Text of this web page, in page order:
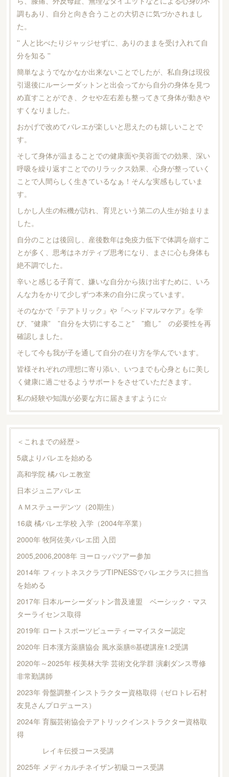
調もあり、自分と向き合うことの大切さに気づかされまし
た。
'' 人と比べたりジャッジせずに、ありのままを受け入れて自
分を知る ''
簡単なようでなかなか出来ないことでしたが、私自身は現役
引退後にルーシーダットンと出会ってから自分の身体を見つ
め直すことができ、クセや左右差も整ってきて身体が動きや
すくなりました。
おかげで改めてバレエが楽しいと思えたのも嬉しいことで
す。
そして身体が温まることでの健康面や美容面での効果、深い
呼吸を繰り返すことでのリラックス効果、心身が整っていく
ことで人間らしく生きているなぁ！そんな実感もしていま
す。
しかし人生の転機が訪れ、育児という第二の人生が始まりま
した。
自分のことは後回し、産後数年は免疫力低下で体調を崩すこ
とが多く、思考はネガティブ思考になり、まさに心も身体も
絶不調でした。
辛いと感じる子育て、嫌いな自分から抜け出すために、いろ
んな力をかりて少しずつ本来の自分に戻っています。
そのなかで『テアトリック』や『ヘッドマルマケア』を学
び、”健康” ”自分を大切にすること” ”癒し” の必要性を再
確認しました。
そして今も我が子を通して自分の在り方を学んでいます。
皆様それぞれの理想に寄り添い、いつまでも心身ともに美し
く健康に過ごせるようサポートをさせていただきます。
私の経験や知識が必要な方に届きますように☆
＜これまでの経歴＞
5歳よりバレエを始める
高和学院 橘バレエ教室
日本ジュニアバレエ
ＡＭステューデンツ（20期生）
16歳 橘バレエ学校 入学（2004年卒業）
2000年 牧阿佐美バレエ団 入団
2005,2006,2008年 ヨーロッパツアー参加
2014年 フィットネスクラブTIPNESSでバレエクラスに担当
を始める
2017年 日本ルーシーダットン普及連盟 ベーシック・マス
ターライセンス取得
2019年 ロートスポーツビューティーマイスター認定
2020年 日本漢方薬膳協会 風水薬膳®基礎講座1.2受講
2020年～2025年 桜美林大学 芸術文化学群 演劇ダンス専修
非常勤講師
2023年 骨盤調整インストラクター資格取得（ゼロトレ石村
友見さんプロデュース）
2024年 育脳芸術協会テアトリックインストラクター資格取
得
レイキ伝授コース受講
2025年 メディカルチネイザン初級コース受講